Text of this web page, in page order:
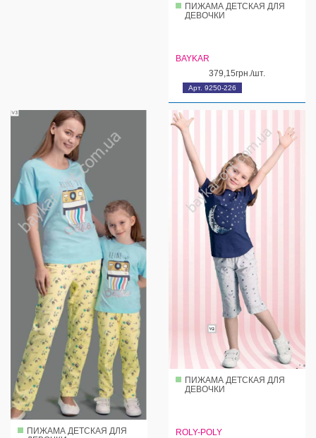
Арт. 9250-226
ПИЖАМА ДЕТСКАЯ ДЛЯ
ДЕВОЧКИ
BAYKAR
379,15грн./шт.
ПИЖАМА ДЕТСКАЯ ДЛЯ
ПИЖАМА ДЕТСКАЯ ДЛЯ
ДЕВОЧКИ
ROLY-POLY